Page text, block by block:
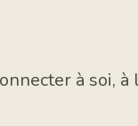
à soi, à